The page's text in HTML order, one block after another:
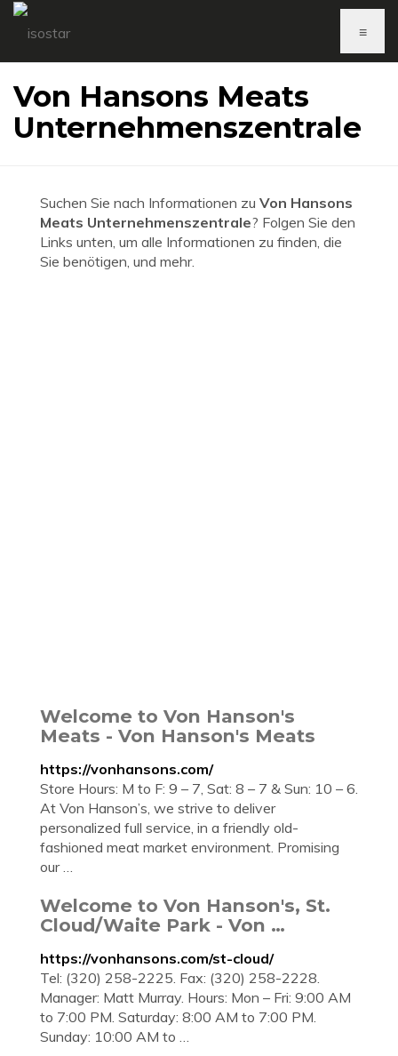
≡
Von Hansons Meats
Unternehmenszentrale
Suchen Sie nach Informationen zu Von Hansons
Meats Unternehmenszentrale? Folgen Sie den
Links unten, um alle Informationen zu finden, die
Sie benötigen, und mehr.
Welcome to Von Hanson's
Meats - Von Hanson's Meats
https://vonhansons.com/
Store Hours: M to F: 9 – 7, Sat: 8 – 7 & Sun: 10 – 6.
At Von Hanson’s, we strive to deliver
personalized full service, in a friendly old-
fashioned meat market environment. Promising
our …
Welcome to Von Hanson's, St.
Cloud/Waite Park - Von …
https://vonhansons.com/st-cloud/
Tel: (320) 258-2225. Fax: (320) 258-2228.
Manager: Matt Murray. Hours: Mon – Fri: 9:00 AM
to 7:00 PM. Saturday: 8:00 AM to 7:00 PM.
Sunday: 10:00 AM to …